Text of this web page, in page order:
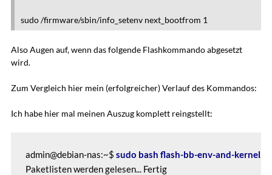
sudo /firmware/sbin/info_setenv next_bootfrom 1
Also Augen auf, wenn das folgende Flashkommando abgesetzt
wird.
Zum Vergleich hier mein (erfolgreicher) Verlauf des Kommandos:
Ich habe hier mal meinen Auszug komplett reingstellt:
admin@debian-nas:~$ sudo bash flash-bb-env-and-
Paketlisten werden gelesen... Fertig